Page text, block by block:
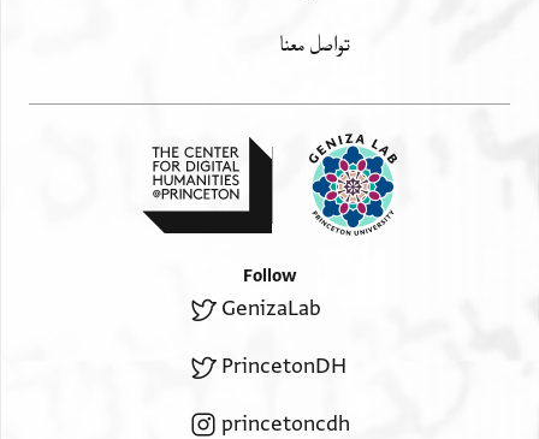
تواصل معنا
Follow
GenizaLab
PrincetonDH
princetoncdh